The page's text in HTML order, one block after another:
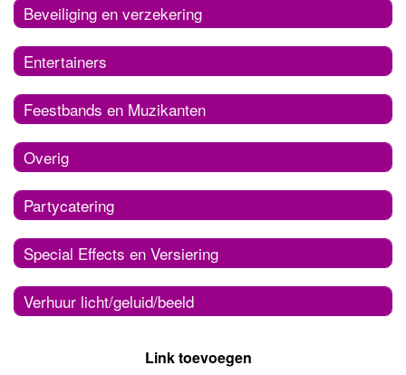
Beveiliging en verzekering
Entertainers
Feestbands en Muzikanten
Overig
Partycatering
Special Effects en Versiering
Verhuur licht/geluid/beeld
Link toevoegen